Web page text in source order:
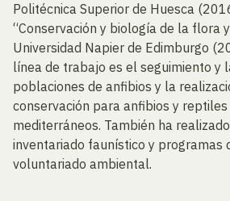
Politécnica Superior de Huesca
“Conservación y biología de la flora
Universidad Napier de Edimburgo
línea de trabajo es el seguimiento y
poblaciones de anfibios y la
conservación para anfibios y
mediterráneos. También ha
inventariado faunístico y programas
voluntariado ambiental.